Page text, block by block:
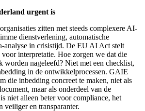
urgent is
zitten met steeds complexere AI-
dienstverlening, automatische
analyse in crisistijd. De EU AI Act stelt
voor interpretatie. Hoe zorgen we dat die
worden nageleefd? Niet met een checklist,
in de ontwikkelprocessen. GAIE
die inbedding concreet te maken, niet als
maar als onderdeel van de
niet alleen beter voor compliance, het
veiliger en transparanter.